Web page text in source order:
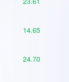
14.65
24.70